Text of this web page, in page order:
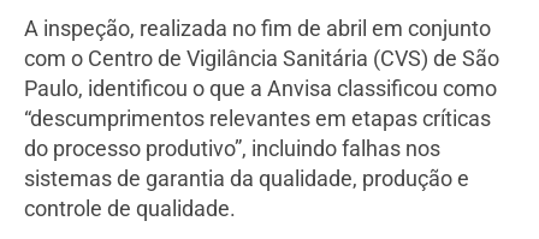
A inspeção, realizada no fim de abril em conjunto
com o Centro de Vigilância Sanitária (CVS) de São
Paulo, identificou o que a Anvisa classificou como
“descumprimentos relevantes em etapas críticas
do processo produtivo”, incluindo falhas nos
sistemas de garantia da qualidade, produção e
controle de qualidade.